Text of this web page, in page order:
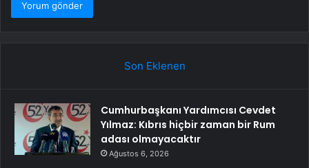
Son Eklenen
Cumhurbaşkanı Yardımcısı Cevdet
Yılmaz: Kıbrıs hiçbir zaman bir Rum
adası olmayacaktır
Ağustos 6, 2026